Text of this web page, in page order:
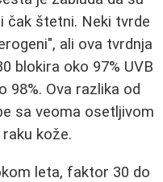
čak štetni. Neki tvrde
ali ova tvrdnja
blokira oko 97% UVB
98%. Ova razlika od
sa veoma osetljivom
kože.
leta, faktor 30 do